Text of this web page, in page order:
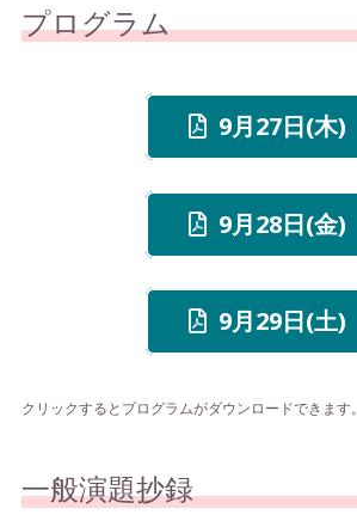
プログラム
9月27日(木)
9月28日(金)
9月29日(土)
クリックするとプログラムがダウンロードできます。
一般演題抄録